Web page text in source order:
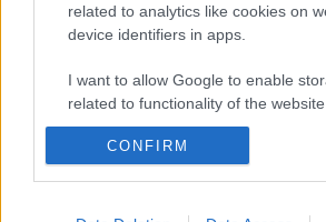
related to analytics like cookies on
device identifiers in apps.
I want to allow Google to enable
related to functionality of the website
I want to allow Google to enable
I want to allow Google to enable
CONFIRM